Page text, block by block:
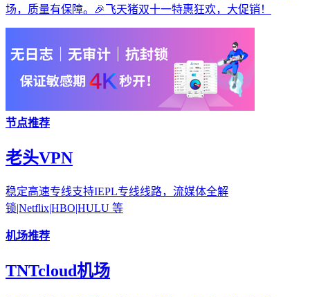
场，质量有保障。🎉飞天猪双十一特惠狂欢，大促销！
节点推荐
老头VPN
稳定高速专线支持IEPL专线线路，流媒体全解
锁|Netflix|HBO|HULU 等
机场推荐
TNTcloud机场